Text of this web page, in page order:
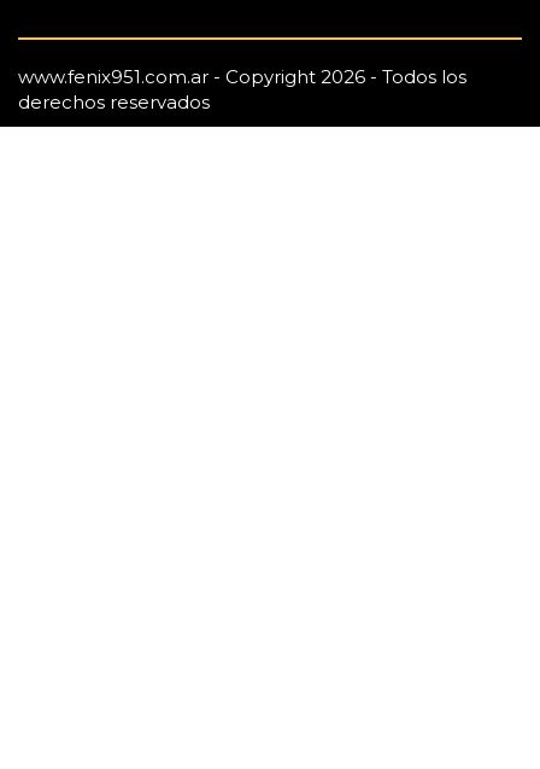
www.fenix951.com.ar - Copyright 2026 - Todos los
derechos reservados